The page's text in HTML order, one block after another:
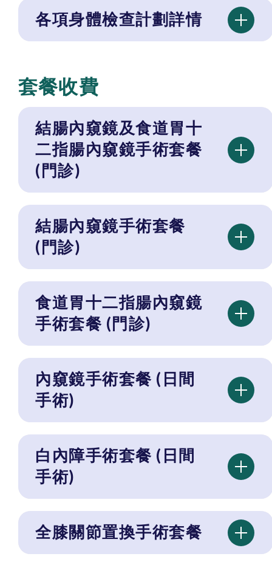
各項身體檢查計劃詳情
套餐收費
結腸內窺鏡及食道胃十
二指腸內窺鏡手術套餐
(門診)
結腸內窺鏡手術套餐
(門診)
食道胃十二指腸內窺鏡
手術套餐 (門診)
內窺鏡手術套餐 (日間
手術)
白內障手術套餐 (日間
手術)
全膝關節置換手術套餐